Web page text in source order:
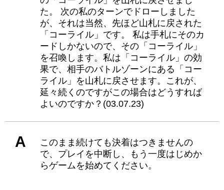
た。 次の私のターンでドローしました
が、それは当然、先ほど山札に戻された
「コーライル」です。 私は手札にそのカ
ードしかないので、その「コーライル」
を召喚します。私は「コーライル」の効
果で、相手のバトルゾーンにある「コー
ライル」を山札に戻させます。これが、
延々続くのですがこの場合はどうすれば
よいのですか？(03.07.23)
A
このまま続けても決着はつきませんの
で、プレイを中断し、もう一度はじめか
らゲームを始めてください。